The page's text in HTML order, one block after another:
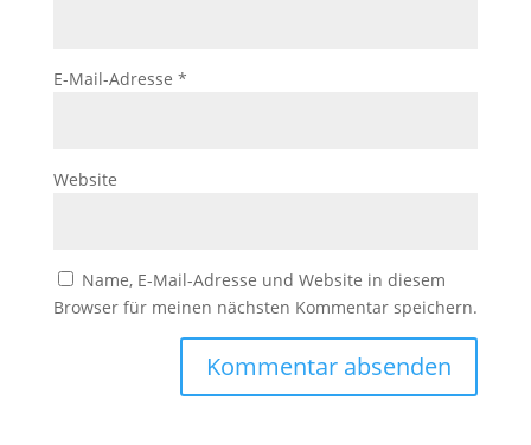
E-Mail-Adresse *
Website
Name, E-Mail-Adresse und Website in diesem
Browser für meinen nächsten Kommentar speichern.